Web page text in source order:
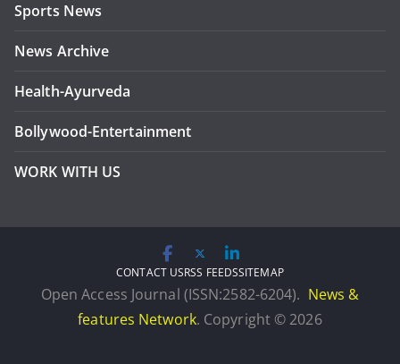
Sports News
News Archive
Health-Ayurveda
Bollywood-Entertainment
WORK WITH US
CONTACT USRSS FEEDSSITEMAP
Open Access Journal (ISSN:2582-6204). News &
features Network. Copyright © 2026